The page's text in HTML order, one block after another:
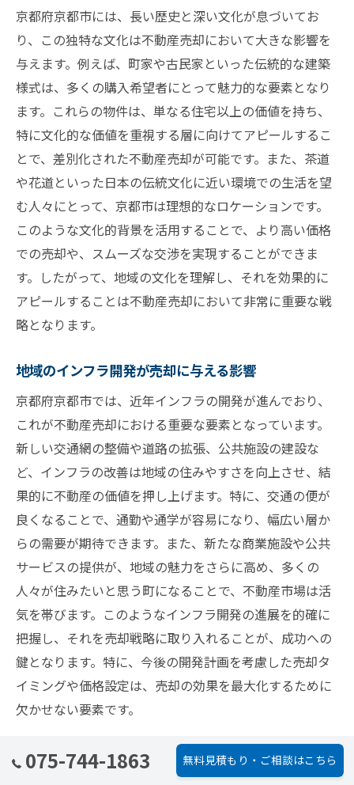
京都府京都市には、長い歴史と深い文化が息づいてお
り、この独特な文化は不動産売却において大きな影響を
与えます。例えば、町家や古民家といった伝統的な建築
様式は、多くの購入希望者にとって魅力的な要素となり
ます。これらの物件は、単なる住宅以上の価値を持ち、
特に文化的な価値を重視する層に向けてアピールするこ
とで、差別化された不動産売却が可能です。また、茶道
や花道といった日本の伝統文化に近い環境での生活を望
む人々にとって、京都市は理想的なロケーションです。
このような文化的背景を活用することで、より高い価格
での売却や、スムーズな交渉を実現することができま
す。したがって、地域の文化を理解し、それを効果的に
アピールすることは不動産売却において非常に重要な戦
略となります。
地域のインフラ開発が売却に与える影響
京都府京都市では、近年インフラの開発が進んでおり、
これが不動産売却における重要な要素となっています。
新しい交通網の整備や道路の拡張、公共施設の建設な
ど、インフラの改善は地域の住みやすさを向上させ、結
果的に不動産の価値を押し上げます。特に、交通の便が
良くなることで、通勤や通学が容易になり、幅広い層か
らの需要が期待できます。また、新たな商業施設や公共
サービスの提供が、地域の魅力をさらに高め、多くの
人々が住みたいと思う町になることで、不動産市場は活
気を帯びます。このようなインフラ開発の進展を的確に
把握し、それを売却戦略に取り入れることが、成功への
鍵となります。特に、今後の開発計画を考慮した売却タ
イミングや価格設定は、売却の効果を最大化するために
欠かせない要素です。
地域の歴史と不動産の魅力をアピールする方法
075-744-1863 無料見積もり・ご相談はこちら